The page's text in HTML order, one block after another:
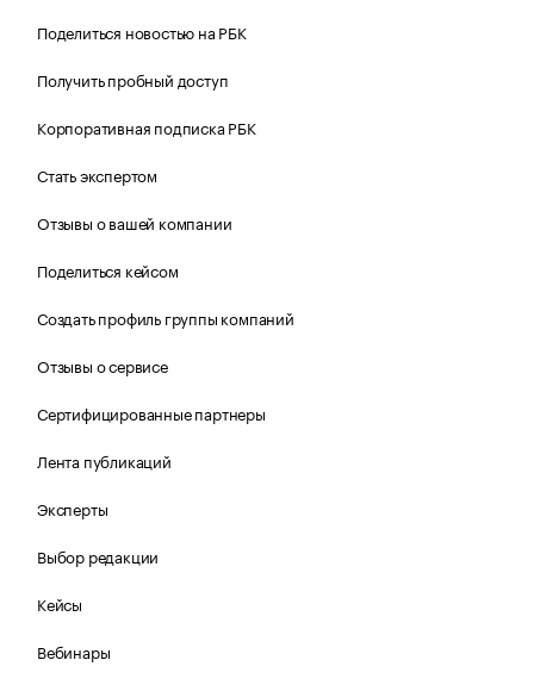
Поделиться новостью на РБК
Получить пробный доступ
Корпоративная подписка РБК
Стать экспертом
Отзывы о вашей компании
Поделиться кейсом
Создать профиль группы компаний
Отзывы о сервисе
Сертифицированные партнеры
Лента публикаций
Эксперты
Выбор редакции
Кейсы
Вебинары